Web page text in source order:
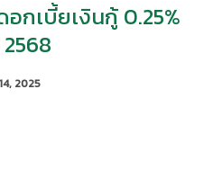
กเบี้ยเงินกู้ 0.25%
2025